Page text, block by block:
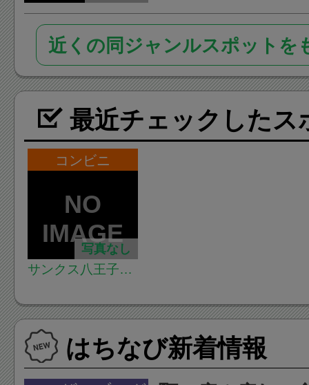
近くの同ジャンルスポットを
最近チェックしたス
コンビニ
写真なし
サンクス八王子中
はちなび新着情報